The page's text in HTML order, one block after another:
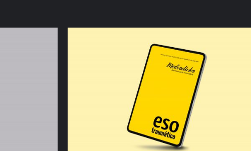
AÑADIR AL CARRITO /